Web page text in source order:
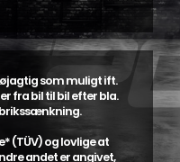
som muligt ift.
fra bil til bil efter bla.
(TÜV) og lovlige at
andet er angivet,